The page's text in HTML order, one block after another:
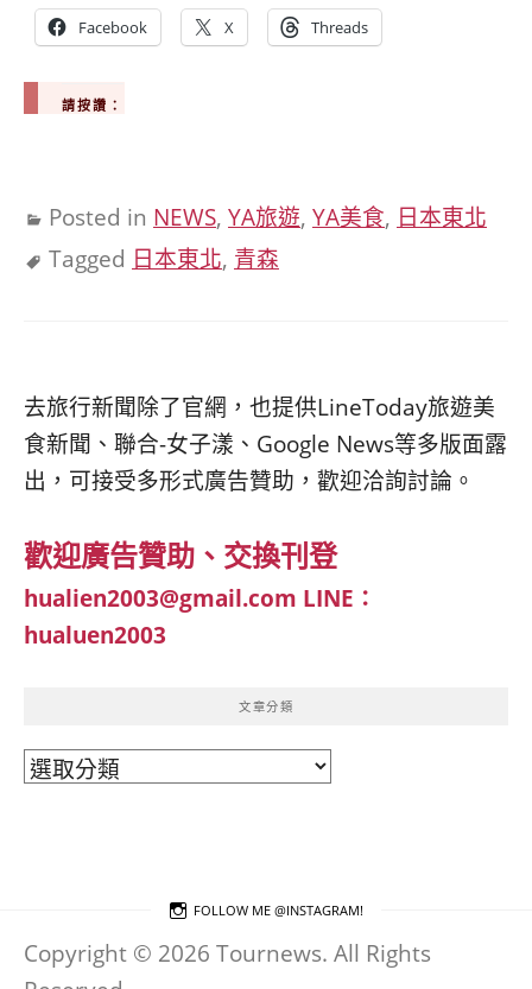
Facebook X Threads
請按讚：
Posted in NEWS, YA旅遊, YA美食, 日本東北
Tagged 日本東北, 青森
去旅行新聞除了官網，也提供LineToday旅遊美
食新聞、聯合-女子漾、Google News等多版面露
出，可接受多形式廣告贊助，歡迎洽詢討論。
歡迎廣告贊助、交換刊登
hualien2003@gmail.com LINE：
hualuen2003
文章分類
文
FOLLOW ME @INSTAGRAM!
Copyright © 2026 Tournews. All Rights